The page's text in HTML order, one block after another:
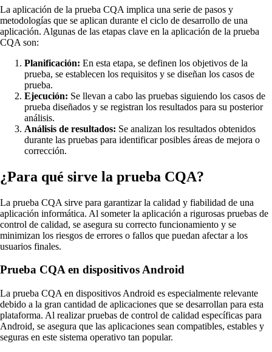
La aplicación de la prueba CQA implica una serie de pasos y
metodologías que se aplican durante el ciclo de desarrollo de una
aplicación. Algunas de las etapas clave en la aplicación de la prueba
CQA son:
Planificación: En esta etapa, se definen los objetivos de la
prueba, se establecen los requisitos y se diseñan los casos de
prueba.
Ejecución: Se llevan a cabo las pruebas siguiendo los casos de
prueba diseñados y se registran los resultados para su posterior
análisis.
Análisis de resultados: Se analizan los resultados obtenidos
durante las pruebas para identificar posibles áreas de mejora o
corrección.
¿Para qué sirve la prueba CQA?
La prueba CQA sirve para garantizar la calidad y fiabilidad de una
aplicación informática. Al someter la aplicación a rigurosas pruebas de
control de calidad, se asegura su correcto funcionamiento y se
minimizan los riesgos de errores o fallos que puedan afectar a los
usuarios finales.
Prueba CQA en dispositivos Android
La prueba CQA en dispositivos Android es especialmente relevante
debido a la gran cantidad de aplicaciones que se desarrollan para esta
plataforma. Al realizar pruebas de control de calidad específicas para
Android, se asegura que las aplicaciones sean compatibles, estables y
seguras en este sistema operativo tan popular.